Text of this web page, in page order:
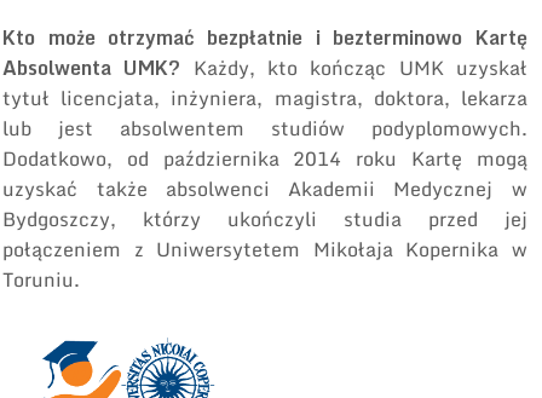
Kto może otrzymać bezpłatnie i bezterminowo Kartę
Absolwenta UMK? Każdy, kto kończąc UMK uzyskał
tytuł licencjata, inżyniera, magistra, doktora, lekarza
lub jest absolwentem studiów podyplomowych.
Dodatkowo, od października 2014 roku Kartę mogą
uzyskać także absolwenci Akademii Medycznej w
Bydgoszczy, którzy ukończyli studia przed jej
połączeniem z Uniwersytetem Mikołaja Kopernika w
Toruniu.